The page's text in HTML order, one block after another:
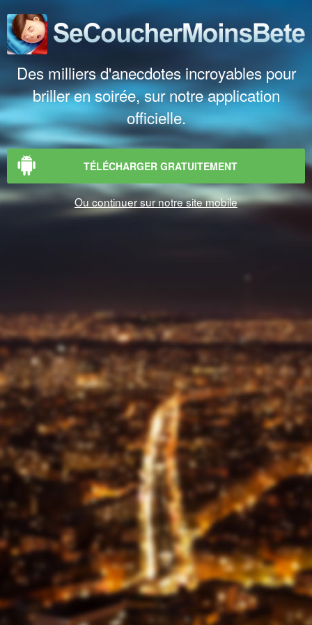
Des milliers d'anecdotes incroyables pour
briller en soirée, sur notre application
officielle.
TÉLÉCHARGER GRATUITEMENT
Ou continuer sur notre site mobile